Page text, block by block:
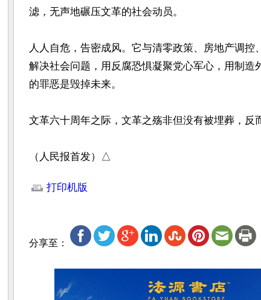
滤，无声地碾压文革的社会动员。
人人自危，告密成风。它与清零政策、房地产调
解决社会问题，用反腐恐惧凝聚党心军心，用制造
的罪恶是毁掉未来。
文革六十周年之际，文革之殇非但没有被埋葬，反
（人民报首发）△
打印机版
分享至：